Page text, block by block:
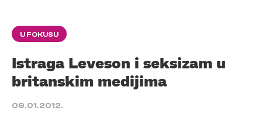
U FOKUSU
Istraga Leveson i seksizam u
britanskim medijima
09.01.2012.